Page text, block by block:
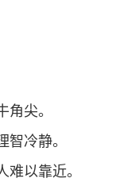
尖。
冷静。
以靠近。